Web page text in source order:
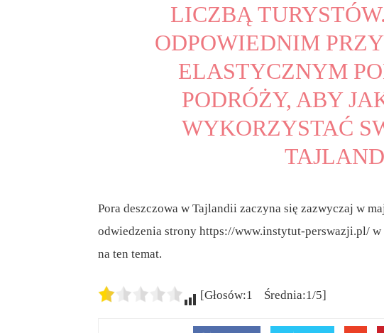
LICZBĄ
ODPOWIEDNIM
ELASTYCZNYM
PODRÓŻY, ABY
WYKORZYSTAĆ
Pora deszczowa w Tajlandii zaczyna się zazwyczaj w
odwiedzenia strony https://www.instytut-perswazji.pl/
na ten temat.
[Głosów:1 Średnia:1/5]